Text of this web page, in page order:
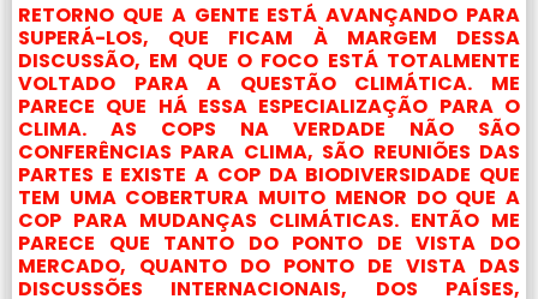
RETORNO QUE A GENTE ESTÁ AVANÇANDO PARA
SUPERÁ-LOS, QUE FICAM À MARGEM DESSA
DISCUSSÃO, EM QUE O FOCO ESTÁ TOTALMENTE
VOLTADO PARA A QUESTÃO CLIMÁTICA. ME
PARECE QUE HÁ ESSA ESPECIALIZAÇÃO PARA O
CLIMA. AS COPS NA VERDADE NÃO SÃO
CONFERÊNCIAS PARA CLIMA, SÃO REUNIÕES DAS
PARTES E EXISTE A COP DA BIODIVERSIDADE QUE
TEM UMA COBERTURA MUITO MENOR DO QUE A
COP PARA MUDANÇAS CLIMÁTICAS. ENTÃO ME
PARECE QUE TANTO DO PONTO DE VISTA DO
MERCADO, QUANTO DO PONTO DE VISTA DAS
DISCUSSÕES INTERNACIONAIS, DOS PAÍSES,